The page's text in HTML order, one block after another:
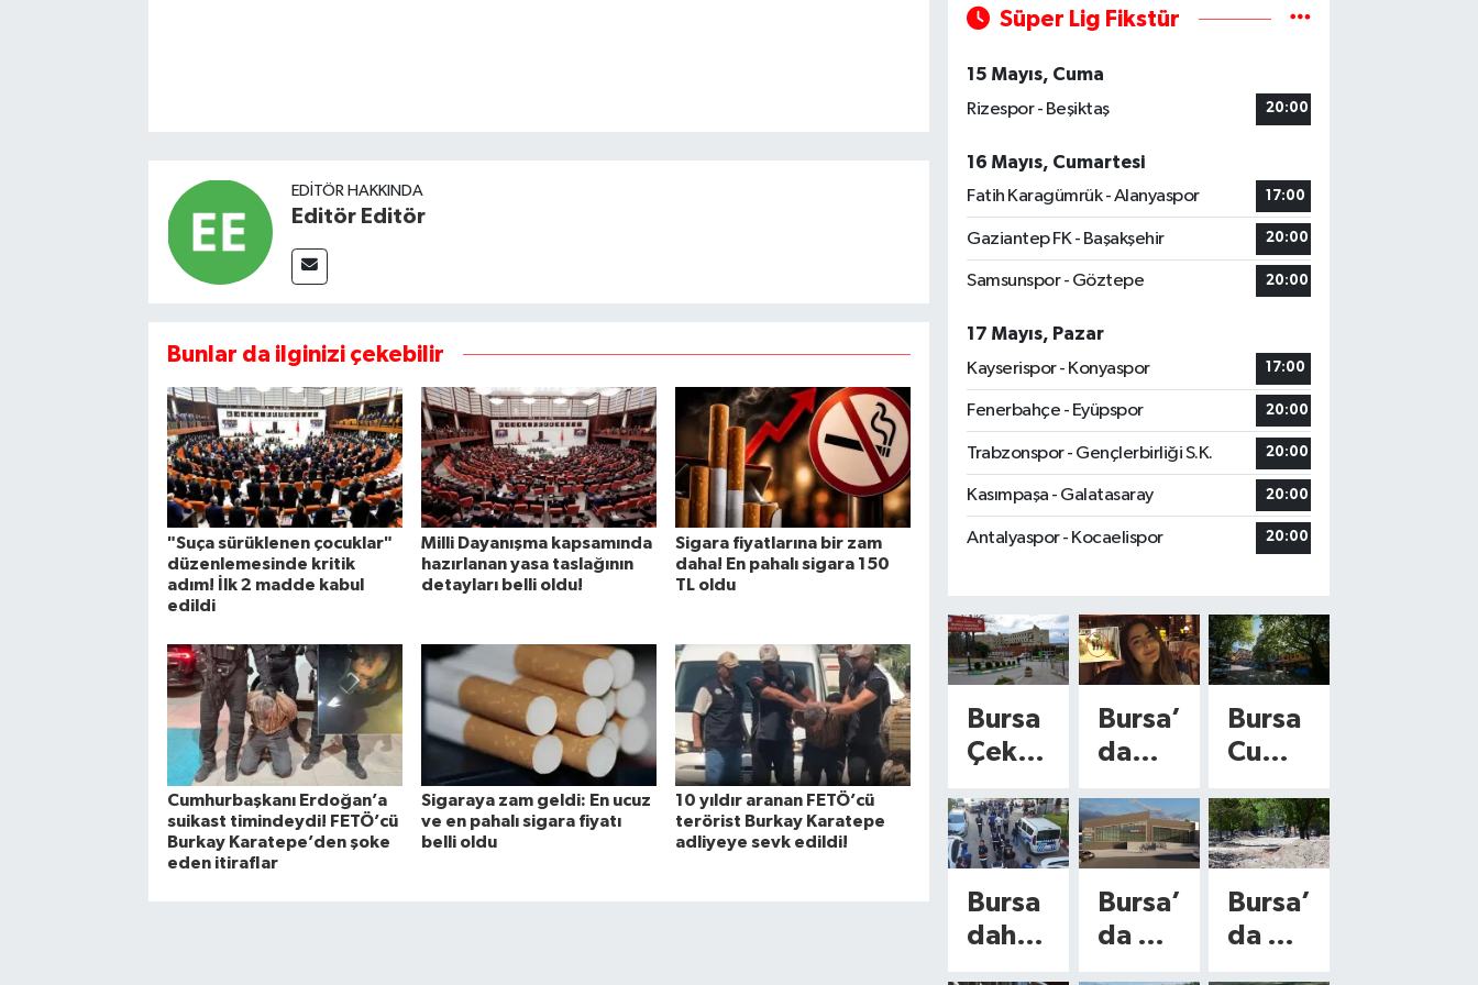
EDITÖR HAKKINDA
Editör Editör
Bunlar da ilginizi çekebilir
"Suça sürüklenen çocuklar"
düzenlemesinde kritik
adım! İlk 2 madde kabul
edildi
Milli Dayanışma kapsamında
hazırlanan yasa taslağının
detayları belli oldu!
Sigara fiyatlarına bir zam
daha! En pahalı sigara 150
TL oldu
Cumhurbaşkanı Erdoğan’a
suikast timindeydi! FETÖ’cü
Burkay Karatepe’den şoke
eden itiraflar
Sigaraya zam geldi: En ucuz
ve en pahalı sigara fiyatı
belli oldu
10 yıldır aranan FETÖ’cü
terörist Burkay Karatepe
adliyeye sevk edildi!
Süper Lig Fikstür
15 Mayıs, Cuma
Rizespor - Beşiktaş
20:00
16 Mayıs, Cumartesi
Fatih Karagümrük - Alanyaspor
17:00
Gaziantep FK - Başakşehir 20:00
Samsunspor - Göztepe 20:00
17 Mayıs, Pazar
Kayserispor - Konyaspor
17:00
Fenerbahçe - Eyüpspor 20:00
Trabzonspor - Gençlerbirliği S.K. 20:00
Kasımpaşa - Galatasaray 20:00
Antalyaspor - Kocaelispor 20:00
Bursa
Çekir
Devle
t
Hasta
nesi’n
de
Bursa’
da
t
Hatic
e
Kocae
fe
Bursa
Cumal
ta
700
yıllık
miras
merce
Bursa
dahil
Bursa’
da 3
Bursa’
da 9